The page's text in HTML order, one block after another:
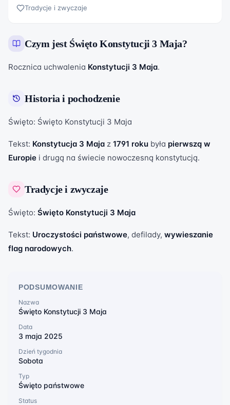
Tradycje i zwyczaje
Czym jest Święto Konstytucji 3 Maja?
Rocznica uchwalenia Konstytucji 3 Maja.
Historia i pochodzenie
Święto: Święto Konstytucji 3 Maja
Tekst: Konstytucja 3 Maja z 1791 roku była pierwszą w
Europie i drugą na świecie nowoczesną konstytucją.
Tradycje i zwyczaje
Święto: Święto Konstytucji 3 Maja
Tekst: Uroczystości państwowe, defilady, wywieszanie
flag narodowych.
PODSUMOWANIE
Nazwa
Święto Konstytucji 3 Maja
Data
3 maja 2025
Dzień tygodnia
Sobota
Typ
Święto państwowe
Status